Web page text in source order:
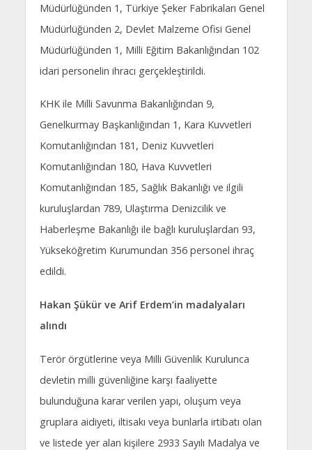
Müdürlüğünden 1, Türkiye Şeker Fabrikaları Genel
Müdürlüğünden 2, Devlet Malzeme Ofisi Genel
Müdürlüğünden 1, Milli Eğitim Bakanlığından 102
idari personelin ihracı gerçekleştirildi.
KHK ile Milli Savunma Bakanlığından 9,
Genelkurmay Başkanlığından 1, Kara Kuvvetleri
Komutanlığından 181, Deniz Kuvvetleri
Komutanlığından 180, Hava Kuvvetleri
Komutanlığından 185, Sağlık Bakanlığı ve ilgili
kuruluşlardan 789, Ulaştırma Denizcilik ve
Haberleşme Bakanlığı ile bağlı kuruluşlardan 93,
Yükseköğretim Kurumundan 356 personel ihraç
edildi.
Hakan Şükür ve Arif Erdem’in madalyaları
alındı
Terör örgütlerine veya Milli Güvenlik Kurulunca
devletin milli güvenliğine karşı faaliyette
bulunduğuna karar verilen yapı, oluşum veya
gruplara aidiyeti, iltisakı veya bunlarla irtibatı olan
ve listede yer alan kişilere 2933 Sayılı Madalya ve